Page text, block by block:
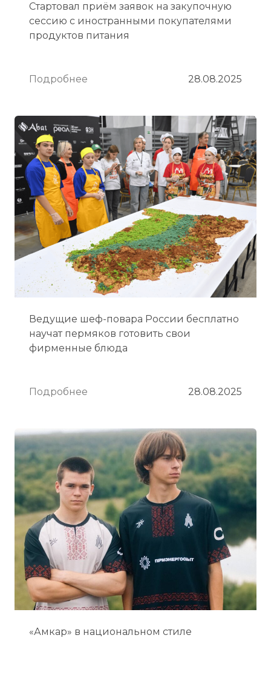
Стартовал приём заявок на закупочную
сессию с иностранными покупателями
продуктов питания
Подробнее 28.08.2025
Ведущие шеф-повара России бесплатно
научат пермяков готовить свои
фирменные блюда
Подробнее 28.08.2025
«Амкар» в национальном стиле